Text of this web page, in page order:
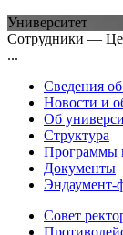
Университет
Сотрудники —
...
Сведения
Новости и
Об
Структура
Программы
Документы
Эндаумент-
Совет